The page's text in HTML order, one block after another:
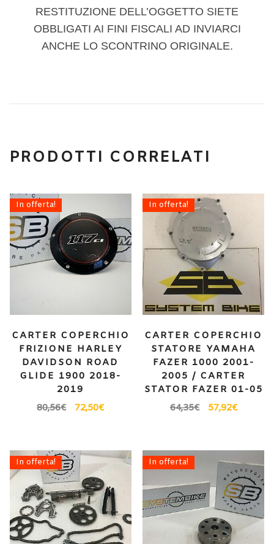
RESTITUZIONE DELL’OGGETTO SIETE
OBBLIGATI AI FINI FISCALI AD INVIARCI
ANCHE LO SCONTRINO ORIGINALE.
PRODOTTI CORRELATI
In offerta!
CARTER COPERCHIO
FRIZIONE HARLEY
DAVIDSON ROAD
GLIDE 1900 2018-
2019
80,56€ 72,50€
In offerta!
CARTER COPERCHIO
STATORE YAMAHA
FAZER 1000 2001-
2005 / CARTER
STATOR FAZER 01-05
64,35€ 57,92€
In offerta! In offerta!